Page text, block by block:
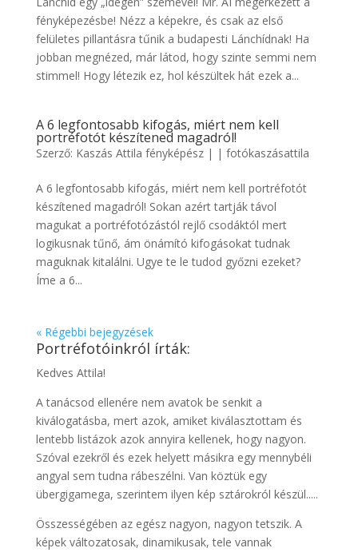
fényképezésbe! Nézz a képekre, és csak az első
felületes pillantásra tűnik a budapesti Lánchídnak! Ha
jobban megnézed, már látod, hogy szinte semmi nem
stimmel! Hogy létezik ez, hol készültek hát ezek a...
A 6 legfontosabb kifogás, miért nem kell
portréfotót készítened magadról!
Szerző: Kaszás Attila fényképész| | fotókaszásattila
A 6 legfontosabb kifogás, miért nem kell portréfotót
készítened magadról! Sokan azért tartják távol
magukat a portréfotózástól rejlő csodáktól mert
logikusnak tűnő, ám önámító kifogásokat tudnak
maguknak kitalálni. Ugye te le tudod győzni ezeket?
Íme a 6...
« Régebbi bejegyzések
Portréfotóinkról írták:
Kedves Attila!
A tanácsod ellenére nem avatok be senkit a
kiválogatásba, mert azok, amiket kiválasztottam és
lentebb listázok azok annyira kellenek, hogy nagyon.
Szóval ezekről és ezek helyett másikra egy mennybéli
angyal sem tudna rábeszélni. Van köztük egy
übergigamega, szerintem ilyen kép sztárokról készül.....
Összességében az egész nagyon, nagyon tetszik. A
képek változatosak, dinamikusak, tele vannak